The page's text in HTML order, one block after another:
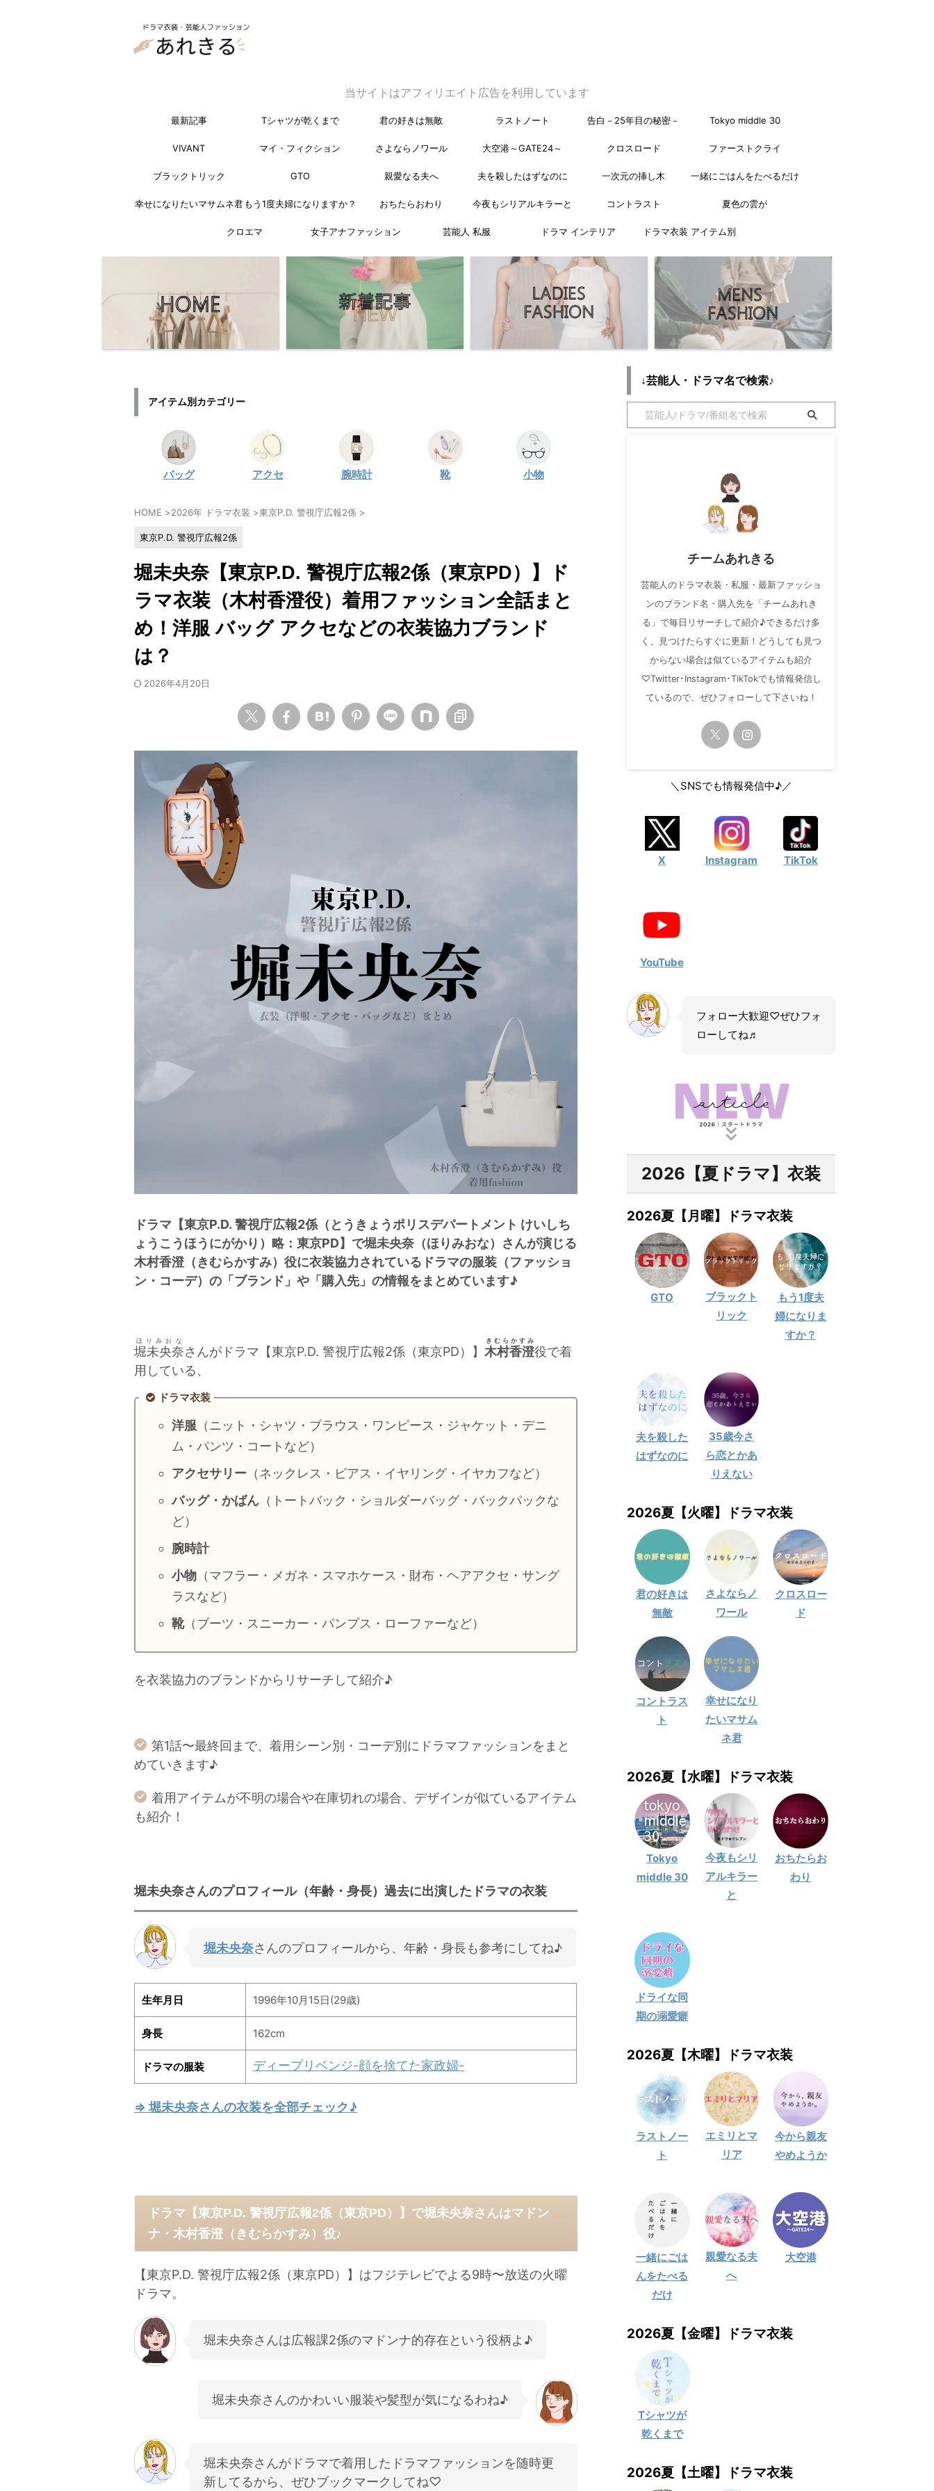
当サイトはアフィリエイト広告を利用しています
最新記事 Tシャツが乾くまで 君の好きは無敵 ラストノート 告白－25年目の秘密－ Tokyo middle 30
VIVANT マイ・フィクション さよならノワール 大空港～GATE24～ クロスロード ファーストクライ
ブラックトリック GTO 親愛なる夫へ 夫を殺したはずなのに 一次元の挿し木 一緒にごはんをたべるだけ
幸せになりたいマサムネ君 もう1度夫婦になりますか？ おちたらおわり 今夜もシリアルキラーと コントラスト 夏色の雲が
クロエマ 女子アナファッション 芸能人 私服 ドラマ インテリア ドラマ衣装 アイテム別
アイテム別カテゴリー
バッグ アクセ 腕時計 靴 小物
HOME >2026年 ドラマ衣装 >東京P.D. 警視庁広報2係 >
東京P.D. 警視庁広報2係
堀未央奈【東京P.D. 警視庁広報2係（東京PD）】ド
ラマ衣装（木村香澄役）着用ファッション全話まと
め！洋服 バッグ アクセなどの衣装協力ブランド
は？
2026年4月20日
ドラマ【東京P.D. 警視庁広報2係（とうきょうポリスデパートメント けいしち
ょうこうほうにがかり）略：東京PD】で堀未央奈（ほりみおな）さんが演じる
木村香澄（きむらかすみ）役に衣装協力されているドラマの服装（ファッショ
ン・コーデ）の「ブランド」や「購入先」の情報をまとめています♪
堀未央奈
ほりみおな
さんがドラマ【東京P.D. 警視庁広報2係（東京PD）】 木村香澄
きむらかすみ
役で着
用している、
ドラマ衣装
洋服 （ニット・シャツ・ブラウス・ワンピース・ジャケット・デニ
ム・パンツ・コートなど）
アクセサリー （ネックレス・ピアス・イヤリング・イヤカフなど）
バッグ・かばん （トートバック・ショルダーバッグ・バックパックな
ど）
腕時計
小物 （マフラー・メガネ・スマホケース・財布・ヘアアクセ・サング
ラスなど）
靴（ブーツ・スニーカー・パンプス・ローファーなど）
を衣装協力のブランドからリサーチして紹介♪
第1話〜最終回まで、着用シーン別・コーデ別にドラマファッションをまと
めていきます♪
着用アイテムが不明の場合や在庫切れの場合、デザインが似ているアイテム
も紹介！
堀未央奈さんのプロフィール（年齢・身長）過去に出演したドラマの衣装
堀未央奈さんのプロフィールから、年齢・身長も参考にしてね♪
生年月日 1996年10月15日(29歳)
身長 162cm
ドラマの服装 ディープリベンジ-顔を捨てた家政婦-
⇒ 堀未央奈さんの衣装を全部チェック♪
ドラマ【東京P.D. 警視庁広報2係（東京PD）】で堀未央奈さんはマドン
ナ・木村香澄（きむらかすみ）役♪
【東京P.D. 警視庁広報2係（東京PD）】はフジテレビでよる9時〜放送の火曜
ドラマ。
堀未央奈さんは広報課2係のマドンナ的存在という役柄よ♪
堀未央奈さんのかわいい服装や髪型が気になるわね♪
堀未央奈さんがドラマで着用したドラマファッションを随時更
新してるから、ぜひブックマークしてね♡
↓芸能人・ドラマ名で検索♪
チームあれきる
芸能人のドラマ衣装・私服・最新ファッショ
ンのブランド名・購入先を「チームあれき
る」で毎日リサーチして紹介♪できるだけ多
く、見つけたらすぐに更新！どうしても見つ
からない場合は似ているアイテムも紹介
♡Twitter･Instagram･TikTokでも情報発信し
ているので、ぜひフォローして下さいね！
＼SNSでも情報発信中♪／
X Instagram TikTok
YouTube
フォロー大歓迎♡ぜひフォ
ローしてね♬
2026【夏ドラマ】衣装
2026夏【月曜】ドラマ衣装
GTO
ブラックト
リック
もう1度夫
婦になりま
すか？
夫を殺した
はずなのに
35歳今さ
ら恋とかあ
りえない
2026夏【火曜】ドラマ衣装
君の好きは
無敵
さよならノ
ワール
クロスロー
ド
コントラス
ト
幸せになり
たいマサム
ネ君
2026夏【水曜】ドラマ衣装
Tokyo
middle 30
今夜もシリ
アルキラー
と
おちたらお
わり
ドライな同
期の溺愛癖
2026夏【木曜】ドラマ衣装
ラストノー
ト
エミリとマ
リア
今から親友
やめようか
一緒にごは
んをたべる
だけ
親愛なる夫
へ
大空港
2026夏【金曜】ドラマ衣装
Tシャツが
乾くまで
2026夏【土曜】ドラマ衣装